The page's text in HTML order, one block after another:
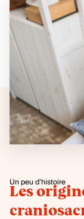
Un peu d’histoire
Les